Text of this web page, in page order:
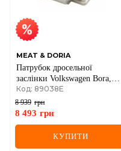
MEAT & DORIA
Патрубок дросельної
заслінки Volkswagen Bora,
Caddy II, Golf III, IV, Polo 1.9
SDI 1995–, Jeep Cherokee 2.8
CRD
Код: 89038E
8 939 грн
8 493 грн
КУПИТИ